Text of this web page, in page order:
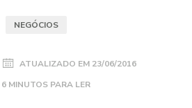
NEGÓCIOS
ATUALIZADO EM 23/06/2016
6 MINUTOS PARA LER